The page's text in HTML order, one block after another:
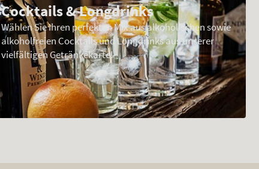
Cocktails & Longdrinks
Wählen Sie Ihren perfekten Mix aus alkoholischen sowie
alkoholfreien Cocktails und Longdrinks aus unserer
vielfältigen Getränkekarte!